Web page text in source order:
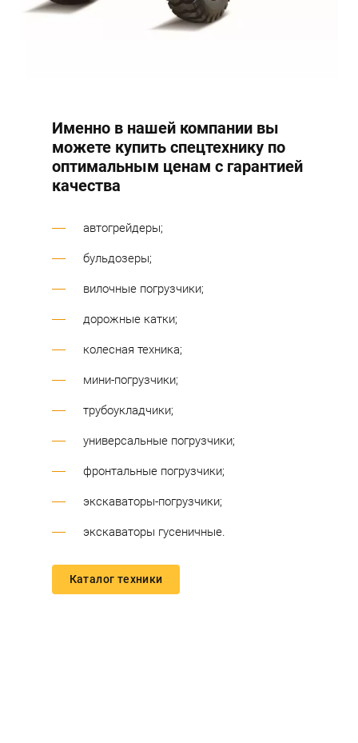
Именно в нашей компании вы
можете купить спецтехнику по
оптимальным ценам с гарантией
качества
автогрейдеры;
бульдозеры;
вилочные погрузчики;
дорожные катки;
колесная техника;
мини-погрузчики;
трубоукладчики;
универсальные погрузчики;
фронтальные погрузчики;
экскаваторы-погрузчики;
экскаваторы гусеничные.
Каталог техники